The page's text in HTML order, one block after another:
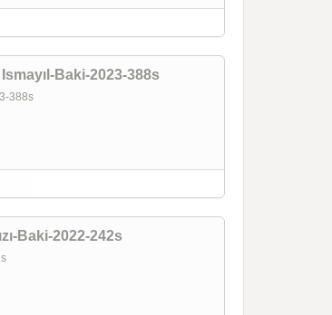
Baki-2023-388s
388s
Baki-2022-242s